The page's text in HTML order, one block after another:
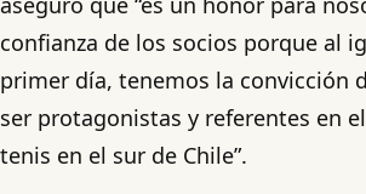
confianza de los socios porque al
primer día, tenemos la convicción
ser protagonistas y referentes en
tenis en el sur de Chile”.